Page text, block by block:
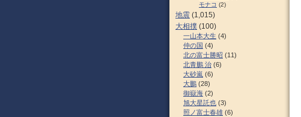
モナコ (2)
地震 (1,015)
大相撲 (100)
一山本大生 (4)
仲の国 (4)
北の富士勝昭 (11)
北青鵬 治 (6)
大砂嵐 (6)
大鵬 (28)
御嶽海 (2)
旭大星託也 (3)
照ノ富士春雄 (6)